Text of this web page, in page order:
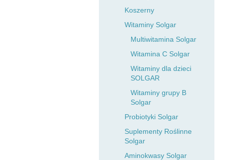
Koszerny
Witaminy Solgar
Multiwitamina Solgar
Witamina C Solgar
Witaminy dla dzieci
SOLGAR
Witaminy grupy B
Solgar
Probiotyki Solgar
Suplementy Roślinne
Solgar
Aminokwasy Solgar